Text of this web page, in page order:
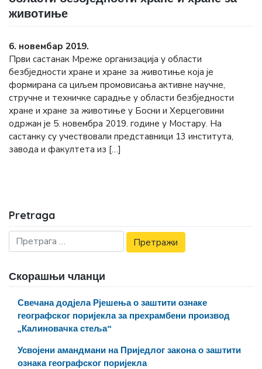
животиње
6. новембар 2019.
Први састанак Мреже организација у области
безбједности хране и хране за животиње која је
формирана са циљем промовисања активне научне,
стручне и техничке сарадње у области безбједности
хране и хране за животиње у Босни и Херцеговини
одржан је 5. новембра 2019. године у Мостару. На
састанку су учествовали представници 13 института,
завода и факултета из […]
Pretraga
Скорашњи чланци
Свечана додјела Рјешења о заштити ознаке
географског поријекла за прехрамбени производ
„Калиновачка стеља“
Усвојени амандмани на Приједлог закона о заштити
ознака географског поријекла